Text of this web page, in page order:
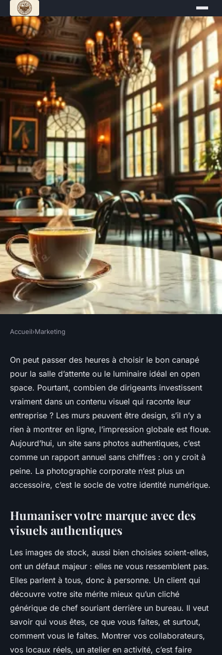
10 astuces pour utiliser le
reportage photo en
communication
Rémy•26/03/2026 17:10 •10 min de lecture
Accueil›Marketing
On peut passer des heures à choisir le bon canapé
pour la salle d’attente ou le luminaire idéal en open
space. Pourtant, combien de dirigeants investissent
vraiment dans un contenu visuel qui raconte leur
entreprise ? Les murs peuvent être design, s’il n’y a
rien à montrer en ligne, l’impression globale est floue.
Aujourd’hui, un site sans photos authentiques, c’est
comme un rapport annuel sans chiffres : on y croit à
peine. La photographie corporate n’est plus un
accessoire, c’est le socle de votre identité numérique.
Humaniser votre marque avec des
visuels authentiques
Les images de stock, aussi bien choisies soient-elles,
ont un défaut majeur : elles ne vous ressemblent pas.
Elles parlent à tous, donc à personne. Un client qui
découvre votre site mérite mieux qu’un cliché
générique de chef souriant derrière un bureau. Il veut
savoir qui vous êtes, ce que vous faites, et surtout,
comment vous le faites. Montrer vos collaborateurs,
vos locaux réels, un atelier en activité, c’est faire